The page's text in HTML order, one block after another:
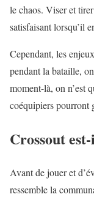
le chaos. Viser et
satisfaisant lorsqu’il
Cependant, les
pendant la bataille,
moment-là, on n’est
coéquipiers pourront
Crossout
Avant de jouer et
ressemble la